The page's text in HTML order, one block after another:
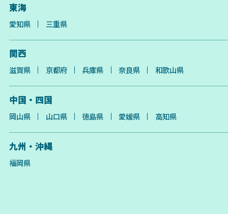
東海
愛知県 三重県
関西
滋賀県 京都府 兵庫県 奈良県 和歌山県
中国・四国
岡山県 山口県 徳島県 愛媛県 高知県
九州・沖縄
福岡県